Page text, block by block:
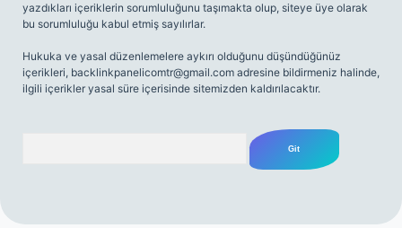
yazdıkları içeriklerin sorumluluğunu taşımakta olup, siteye üye olarak
bu sorumluluğu kabul etmiş sayılırlar.
Hukuka ve yasal düzenlemelere aykırı olduğunu düşündüğünüz
içerikleri, backlinkpanelicomtr@gmail.com adresine bildirmeniz halinde,
ilgili içerikler yasal süre içerisinde sitemizden kaldırılacaktır.